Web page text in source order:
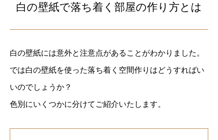
白の壁紙で落ち着く部屋の作り方とは
白の壁紙には意外と注意点があることがわかりました。
では白の壁紙を使った落ち着く空間作りはどうすればい
いのでしょうか？
色別にいくつかに分けてご紹介いたします。